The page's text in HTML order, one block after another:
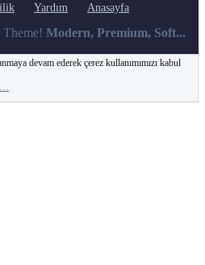
Yardım Anasayfa
Theme! Modern, Premium, Soft...
devam ederek çerez kullanımımızı kabul